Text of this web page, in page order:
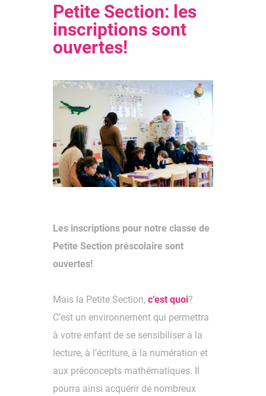
Petite Section: les
inscriptions sont
ouvertes!
Les inscriptions pour notre classe de
Petite Section préscolaire sont
ouvertes!
Mais la Petite Section, c’est quoi?
C’est un environnement qui permettra
à votre enfant de se sensibiliser à la
lecture, à l’écriture, à la numération et
aux préconcepts mathématiques. Il
pourra ainsi acquérir de nombreux